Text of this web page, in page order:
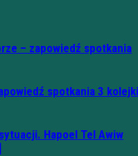
– zapowiedź spotkania
spotkania 3 kolejki
Hapoel Tel Awiw